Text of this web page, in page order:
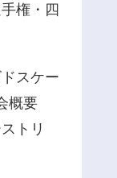
権・四
スケー
概要
トリ